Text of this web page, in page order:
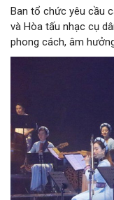
Ban tổ chức yêu cầu
và Hòa tấu nhạc cụ
phong cách, âm
phối khí mới trên nền
Nam, đồng thời phải